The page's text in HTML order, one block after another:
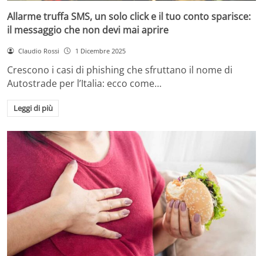
Allarme truffa SMS, un solo click e il tuo conto sparisce:
il messaggio che non devi mai aprire
Claudio Rossi 1 Dicembre 2025
Crescono i casi di phishing che sfruttano il nome di
Autostrade per l’Italia: ecco come…
Leggi di più